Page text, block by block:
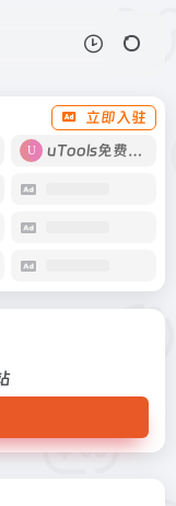
立即入驻
uTools免费工具箱